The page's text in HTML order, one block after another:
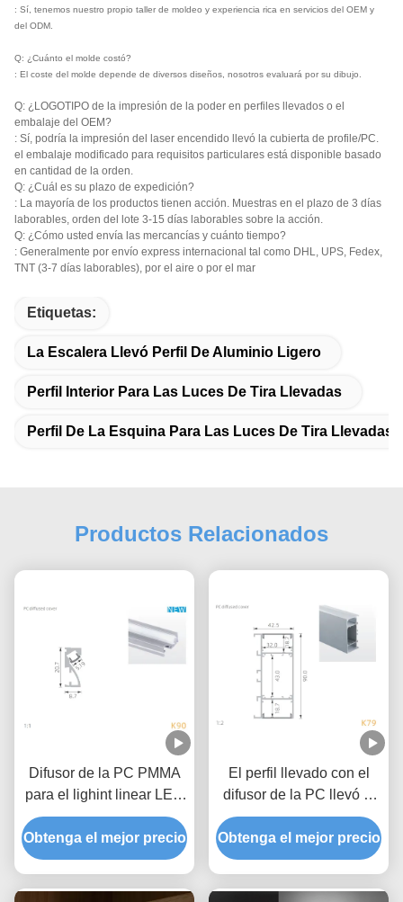
: Sí, tenemos nuestro propio taller de moldeo y experiencia rica en servicios del OEM y
del ODM.
Q: ¿Cuánto el molde costó?
: El coste del molde depende de diversos diseños, nosotros evaluará por su dibujo.
Q: ¿LOGOTIPO de la impresión de la poder en perfiles llevados o el
embalaje del OEM?
: Sí, podría la impresión del laser encendido llevó la cubierta de profile/PC.
el embalaje modificado para requisitos particulares está disponible basado
en cantidad de la orden.
Q: ¿Cuál es su plazo de expedición?
: La mayoría de los productos tienen acción. Muestras en el plazo de 3 días
laborables, orden del lote 3-15 días laborables sobre la acción.
Q: ¿Cómo usted envía las mercancías y cuánto tiempo?
: Generalmente por envío express internacional tal como DHL, UPS, Fedex,
TNT (3-7 días laborables), por el aire o por el mar
Etiquetas:
La Escalera Llevó Perfil De Aluminio Ligero
Perfil Interior Para Las Luces De Tira Llevadas
Perfil De La Esquina Para Las Luces De Tira Llevadas
Productos Relacionados
Difusor de la PC PMMA
para el lighint linear LED
del perfil de aluminio de
la pared de 30D
Obtenga el mejor precio
El perfil llevado con el
difusor de la PC llevó el
canal de aluminio para la
iluminación de la pared
del LED
Obtenga el mejor precio